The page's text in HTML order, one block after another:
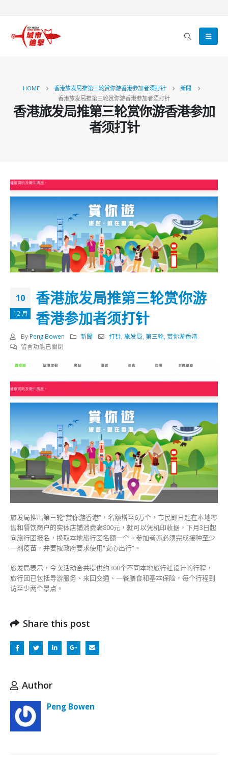
HOME 香港旅发局推第三轮赏你游香港参加者须打针
新聞
香港旅发局推第三轮赏你游香港参加者须打针
香港旅发局推第三轮赏你游香港参加
者须打针
10
12 月
香港旅发局推第三轮赏你游
香港参加者须打针
By Peng Bowen 新聞 打针,旅发局,第三轮,赏你游香港
在
港
发
局
推
赏
你
游
香
港
者
须
打
针〉
留言功能已關閉
旅发局推出第三轮“赏你游香港”，名额增至6万个，市民即日起在本地零
售和餐饮商户的实体店铺消费满800元，就可以凭机印收据，下月3日起
向旅行团报名，换取本地旅行团名额一个。参加者亦必须完成接种至少
一剂疫苗，并要按政府要求使用“安心出行”。
旅发局表示，今次活动合共提供约300个不同本地旅行社设计的行程，
旅行团已包括导游服务、来回交通、一餐膳食和基本保险，每个行程到
访至少两个景点。
Share this post
Author
Peng Bowen